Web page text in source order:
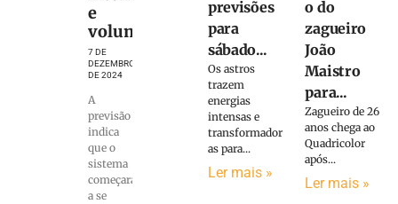
e
volumosa
7 DE
DEZEMBRO
DE 2024
A
previsão
indica
que o
sistema
começará
a se
previsões
para
sábado...
Os astros
trazem
energias
intensas e
transformador
as para...
Ler mais »
o do
zagueiro
João
Maistro
para...
Zagueiro de 26
anos chega ao
Quadricolor
após...
Ler mais »